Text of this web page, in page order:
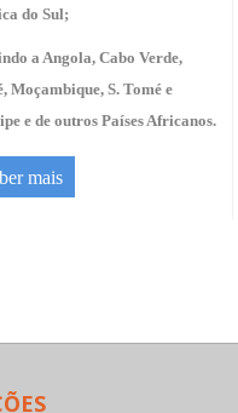
do Sul;
a Angola, Cabo Verde,
Moçambique, S. Tomé e
e de outros Países Africanos.
mais